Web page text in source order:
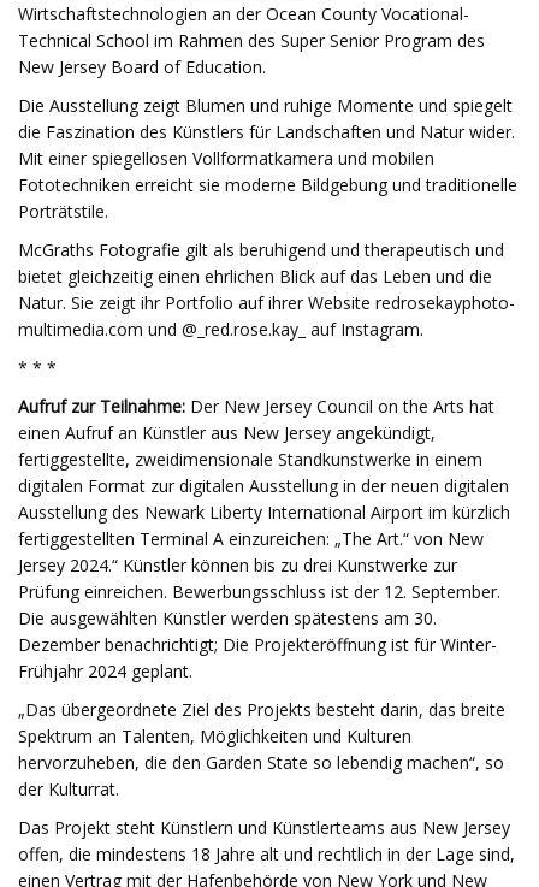
Wirtschaftstechnologien an der Ocean County Vocational-
Technical School im Rahmen des Super Senior Program des
New Jersey Board of Education.
Die Ausstellung zeigt Blumen und ruhige Momente und spiegelt
die Faszination des Künstlers für Landschaften und Natur wider.
Mit einer spiegellosen Vollformatkamera und mobilen
Fototechniken erreicht sie moderne Bildgebung und traditionelle
Porträtstile.
McGraths Fotografie gilt als beruhigend und therapeutisch und
bietet gleichzeitig einen ehrlichen Blick auf das Leben und die
Natur. Sie zeigt ihr Portfolio auf ihrer Website redrosekayphoto-
multimedia.com und @_red.rose.kay_ auf Instagram.
* * *
Aufruf zur Teilnahme: Der New Jersey Council on the Arts hat
einen Aufruf an Künstler aus New Jersey angekündigt,
fertiggestellte, zweidimensionale Standkunstwerke in einem
digitalen Format zur digitalen Ausstellung in der neuen digitalen
Ausstellung des Newark Liberty International Airport im kürzlich
fertiggestellten Terminal A einzureichen: „The Art.“ von New
Jersey 2024.“ Künstler können bis zu drei Kunstwerke zur
Prüfung einreichen. Bewerbungsschluss ist der 12. September.
Die ausgewählten Künstler werden spätestens am 30.
Dezember benachrichtigt; Die Projekteröffnung ist für Winter-
Frühjahr 2024 geplant.
„Das übergeordnete Ziel des Projekts besteht darin, das breite
Spektrum an Talenten, Möglichkeiten und Kulturen
hervorzuheben, die den Garden State so lebendig machen“, so
der Kulturrat.
Das Projekt steht Künstlern und Künstlerteams aus New Jersey
offen, die mindestens 18 Jahre alt und rechtlich in der Lage sind,
einen Vertrag mit der Hafenbehörde von New York und New